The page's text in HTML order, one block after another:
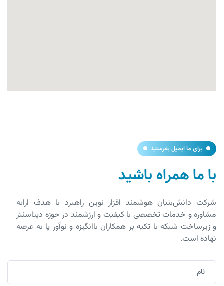
برای ما ایمیل بفرستید
با ما همراه باشید
شرکت دانش‌بنیان هوشمند افزار نوین راهبرد با هدف ارائه
مشاوره و خدمات تخصصی با کیفیت و ارزشمند در حوزه دیتاسنتر
و زیرساخت شبکه با تکیه بر همکاران باانگیزه و نوآور پا به عرصه
نهاده است.